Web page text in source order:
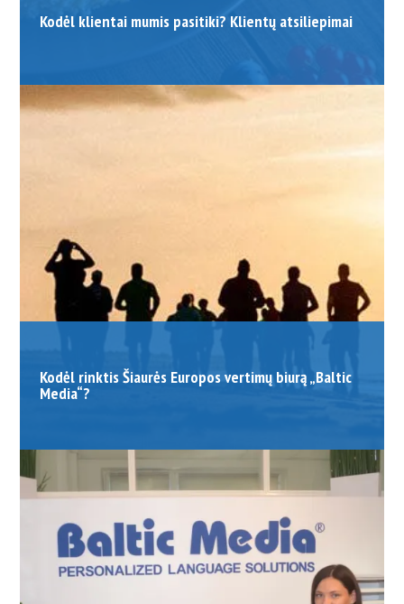
Kodėl klientai mumis pasitiki? Klientų atsiliepimai
Kodėl rinktis Šiaurės Europos vertimų biurą „Baltic
Media“?